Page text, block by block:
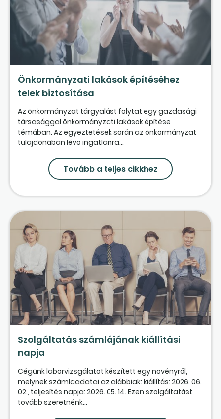
Önkormányzati lakások építéséhez
telek biztosítása
Az önkormányzat tárgyalást folytat egy gazdasági
társasággal önkormányzati lakások építése
témában. Az egyeztetések során az önkormányzat
tulajdonában lévő ingatlanra...
Tovább a teljes cikkhez
Szolgáltatás számlájának kiállítási
napja
Cégünk laborvizsgálatot készített egy növényről,
melynek számlaadatai az alábbiak: kiállítás: 2026. 06.
02., teljesítés napja: 2026. 05. 14. Ezen szolgáltatást
tovább szeretnénk...